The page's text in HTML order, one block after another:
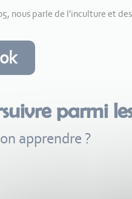
nous parle de l'inculture et
parmi
apprendre ?